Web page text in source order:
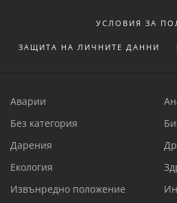
УСЛОВИЯ ЗА
ЗАЩИТА НА ЛИЧНИТЕ ДАННИ
Аварии
Без категория
Дарения
Екология
Извънредно положение